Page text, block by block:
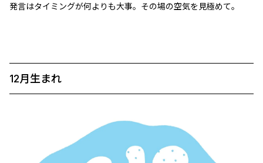
発言はタイミングが何よりも大事。その場の空気を見極めて。
12月生まれ